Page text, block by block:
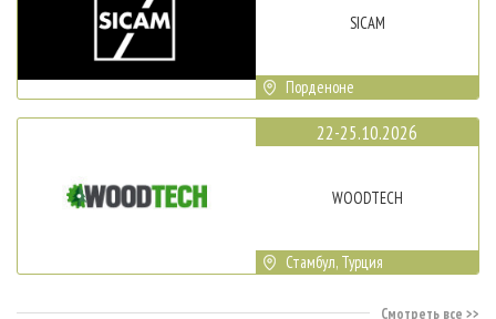
SICAM
Порденоне
22-25.10.2026
WOODTECH
Стамбул, Турция
Смотреть все